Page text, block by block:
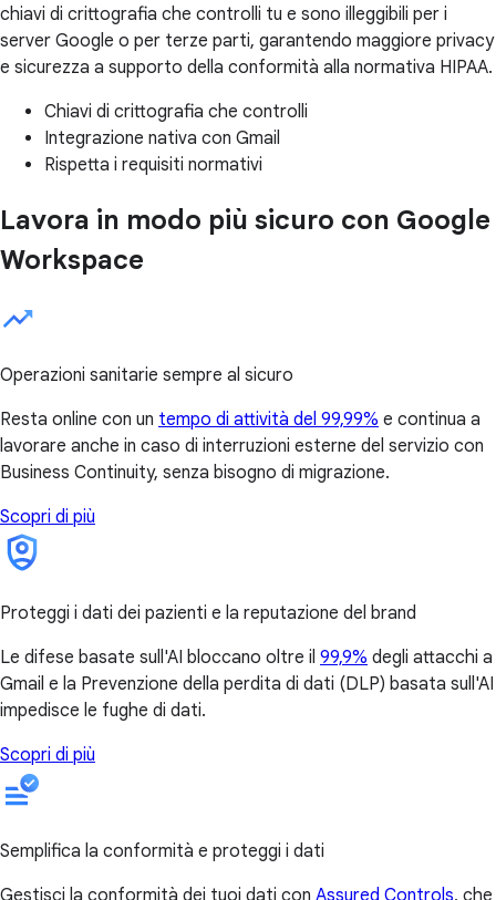
chiavi di crittografia che controlli tu e sono illeggibili per i
server Google o per terze parti, garantendo maggiore privacy
e sicurezza a supporto della conformità alla normativa HIPAA.
Chiavi di crittografia che controlli
Integrazione nativa con Gmail
Rispetta i requisiti normativi
Lavora in modo più sicuro con Google
Workspace
Operazioni sanitarie sempre al sicuro
Resta online con un tempo di attività del 99,99% e continua a
lavorare anche in caso di interruzioni esterne del servizio con
Business Continuity, senza bisogno di migrazione.
Scopri di più
Proteggi i dati dei pazienti e la reputazione del brand
Le difese basate sull'AI bloccano oltre il 99,9% degli attacchi a
Gmail e la Prevenzione della perdita di dati (DLP) basata sull'AI
impedisce le fughe di dati.
Scopri di più
Semplifica la conformità e proteggi i dati